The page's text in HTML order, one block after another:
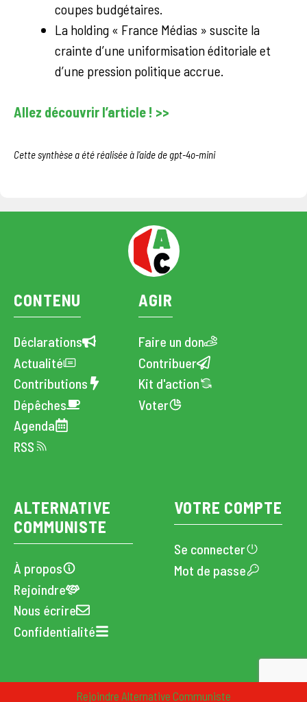
Rejoindre Alternative Communiste
coupes budgétaires.
La holding « France Médias » suscite la
crainte d’une uniformisation éditoriale et
d’une pression politique accrue.
Allez découvrir l’article ! >>
Cette synthèse a été réalisée à l’aide de gpt-4o-mini
CONTENU
Déclarations
Actualité
Contributions
Dépêches
Agenda
RSS
AGIR
Faire un don
Contribuer
Kit d'action
Voter
ALTERNATIVE
COMMUNISTE
À propos
Rejoindre
Nous écrire
Confidentialité
VOTRE COMPTE
Se connecter
Mot de passe